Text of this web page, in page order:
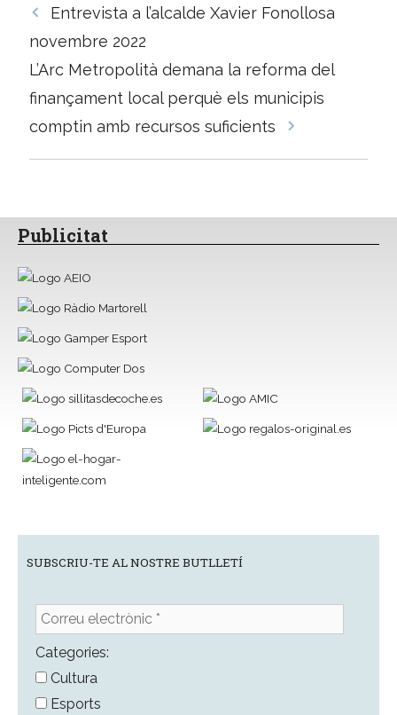
Navegació
per
Entrevista a l’alcalde Xavier Fonollosa
novembre 2022
L’Arc Metropolità demana la reforma del
finançament local perquè els municipis
comptin amb recursos suficients
Publicitat
SUBSCRIU-TE AL NOSTRE BUTLLETÍ
Correu
electrònic
*Categories:
Cultura
Esports